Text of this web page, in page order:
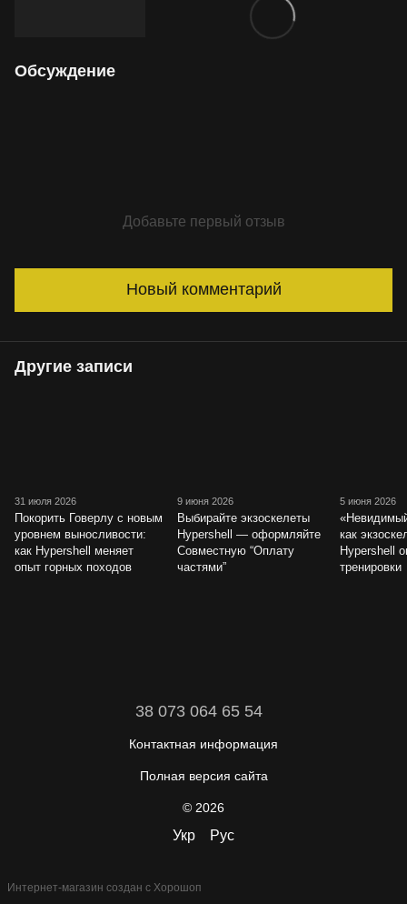
Обсуждение
Добавьте первый отзыв
Новый комментарий
Другие записи
31 июля 2026
Покорить Говерлу с новым
уровнем выносливости:
как Hypershell меняет
опыт горных походов
9 июня 2026
Выбирайте экзоскелеты
Hypershell — оформляйте
Cовместную “Оплату
частями”
5 июня 2026
как
Hypershell
тренировки
38 073 064 65 54
Контактная информация
Полная версия сайта
© 2026
Укр Рус
Интернет-магазин создан с Хорошоп